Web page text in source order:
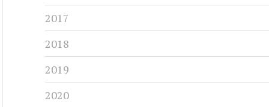
2017
2018
2019
2020